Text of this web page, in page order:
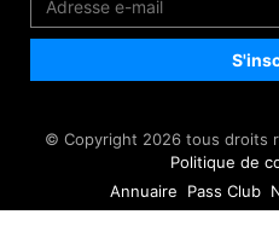
© Copyright 2026 tous droits
Politique de
Annuaire
Pass Club